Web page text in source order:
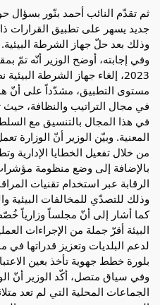
ثم تقدّم النائب أحمد بنّور بسؤال
جديد يسهر على تطبيق القرارات
وذلك بعد حلّ جهاز الشرطة البيئية.
2023، إلغاء جهاز الشرطة
مستوى التطبيق، مشدّداً على أنّ
في مجال التراتيب والنظافة، حيث
في هذا المجال بالتنسيق مع
المعنية. وبيّن الوزير أنّ الوزارة
من خلال تفعيل الخطايا الإدارية
بالإضافة إلى وضع منظومة مؤشرات
الرقابة عبر استخدام تقنيات
وذلك للتصدّي للمخالفات البيئية
كما أشار إلى أنّ مجلساً وزارياً
البيئة أقرّ جملة من الإجراءات
لدعم البلديات وتعزيز قدراتها في
بلورة خطط جهوية تأخذ بعين
وفي سياق متصل، أكّد الوزير أنّ
الجماعات المحلية التي لم تعد